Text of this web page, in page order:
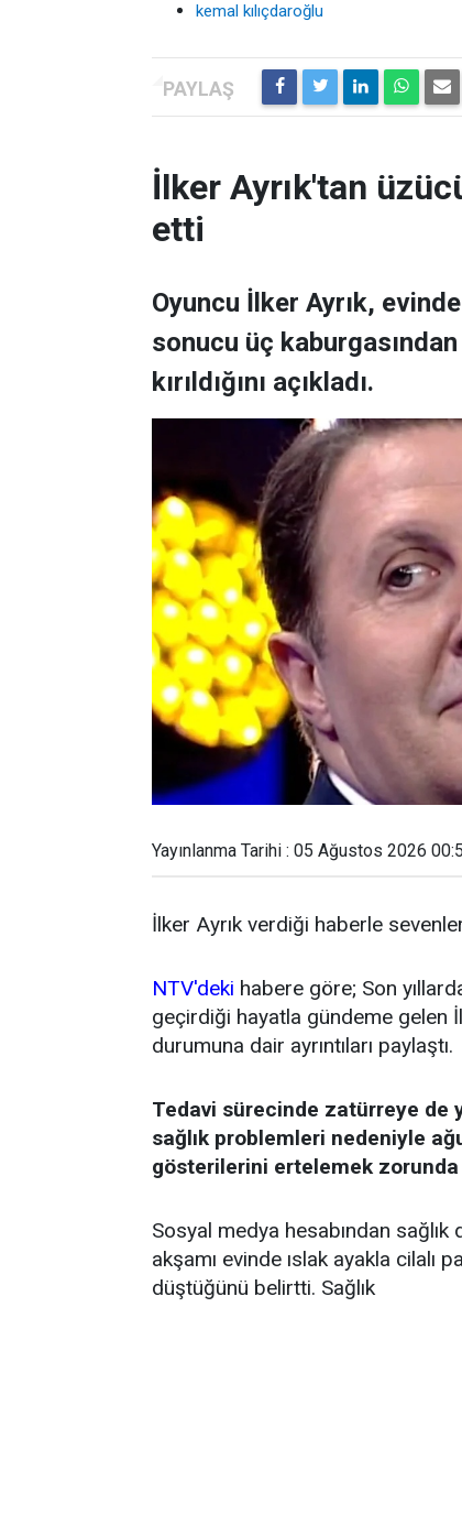
kemal kılıçdaroğlu
İlker Ayrık'tan
etti
Oyuncu İlker Ayrık,
sonucu üç
kırıldığını açıkladı.
Yayınlanma Tarihi : 05 Ağustos 2026
İlker Ayrık verdiği haberle
NTV'deki habere göre; Son
geçirdiği hayatla gündeme gelen
durumuna dair ayrıntıları paylaştı.
Tedavi sürecinde zatürreye de
sağlık problemleri nedeniyle
gösterilerini ertelemek zorunda
Sosyal medya hesabından
akşamı evinde ıslak ayakla cilalı
düştüğünü belirtti. Sağlık